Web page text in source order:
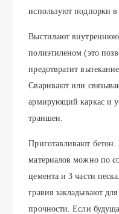
используют подпорки в
Выстилают
полиэтиленом (это
предотвратит
Сваривают или
армирующий каркас и
траншеи.
Приготавливают бетон.
материалов можно по
цемента и 3 части
гравия закладывают
прочности. Если